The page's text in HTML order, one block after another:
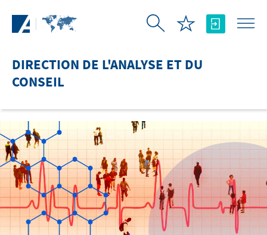
DIRECTION DE L'ANALYSE ET DU
CONSEIL